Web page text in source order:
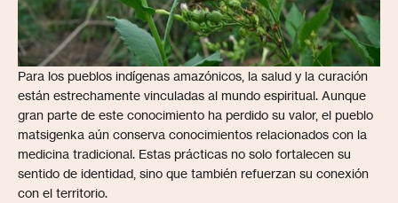
Para los pueblos indígenas amazónicos, la salud y la curación
están estrechamente vinculadas al mundo espiritual. Aunque
gran parte de este conocimiento ha perdido su valor, el pueblo
matsigenka aún conserva conocimientos relacionados con la
medicina tradicional. Estas prácticas no solo fortalecen su
sentido de identidad, sino que también refuerzan su conexión
con el territorio.